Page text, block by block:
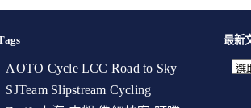
AOTO Cycle LCC Road to Sky
SJTeam Slipstream Cycling
最新